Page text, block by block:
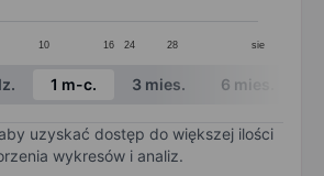
10 16 24 28 sie
chart.1 m-c. 3 mies. 6 mies.
aby uzyskać dostęp do większej ilości
wykresów i analiz.